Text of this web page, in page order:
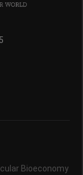
Bioeconomy